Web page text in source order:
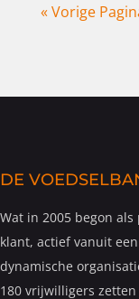
« Vorige
DE
Wat in 2005 begon
klant, actief vanuit
dynamische
180 vrijwilligers